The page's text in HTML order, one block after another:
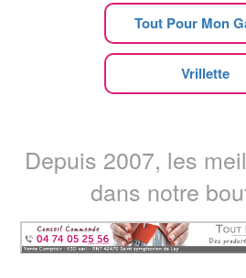
Tout Pour Mon
Vrillette
Depuis 2007, les
dans notre